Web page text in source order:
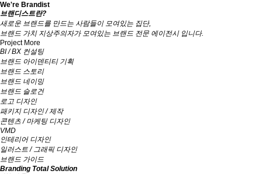
We're Brandist
브랜디스트란?
새로운 브랜드를 만드는 사람들이 모여있는 집단,
브랜드 가치 지상주의자가 모여있는 브랜드 전문 에이전시 입니다.
Project More
BI / BX 컨설팅
브랜드 아이덴티티 기획
브랜드 스토리
브랜드 네이밍
브랜드 슬로건
로고 디자인
패키지 디자인 / 제작
콘텐츠 / 마케팅 디자인
VMD
인테리어 디자인
일러스트 / 그래픽 디자인
브랜드 가이드
Branding Total Solution